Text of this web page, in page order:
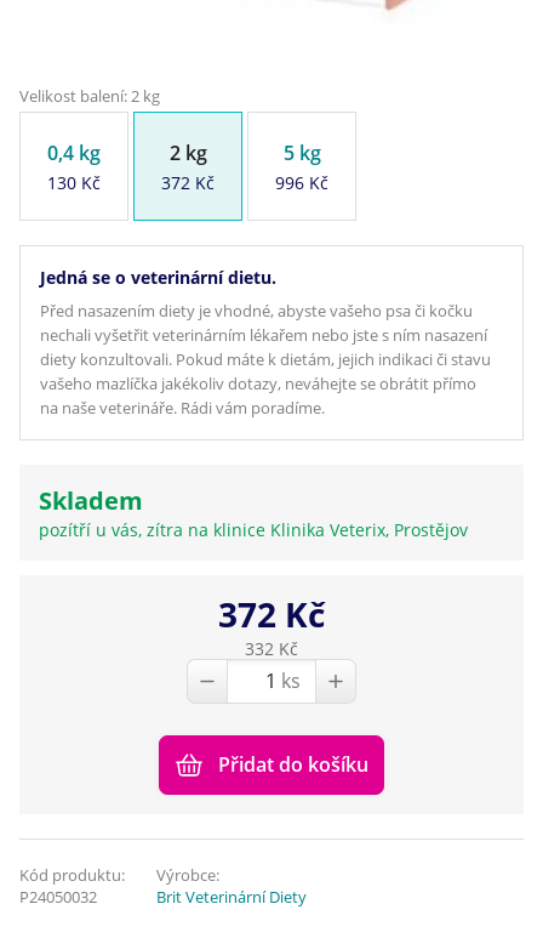
Velikost balení: 2 kg
0,4 kg
130 Kč
2 kg
372 Kč
5 kg
996 Kč
Jedná se o veterinární dietu.
Před nasazením diety je vhodné, abyste vašeho psa či kočku
nechali vyšetřit veterinárním lékařem nebo jste s ním nasazení
diety konzultovali. Pokud máte k dietám, jejich indikaci či stavu
vašeho mazlíčka jakékoliv dotazy, neváhejte se obrátit přímo
na naše veterináře. Rádi vám poradíme.
Skladem
pozítří u vás, zítra na klinice Klinika Veterix, Prostějov
372 Kč
332 Kč
ks
Přidat do košíku
Kód produktu:
P24050032
Výrobce:
Brit Veterinární Diety